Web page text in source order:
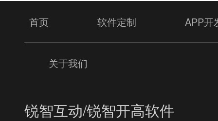
首页 软件定制 APP开
关于我们
锐智互动/锐智开高软件